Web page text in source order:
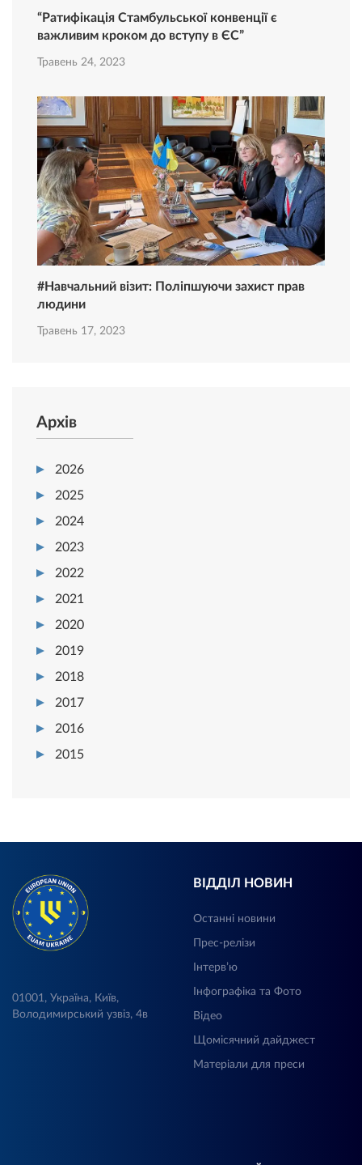
“Ратифікація Стамбульської конвенції є
важливим кроком до вступу в ЄС”
Травень 24, 2023
#Навчальний візит: Поліпшуючи захист прав
людини
Травень 17, 2023
Архів
2026
2025
2024
2023
2022
2021
2020
2019
2018
2017
2016
2015
01001, Україна, Київ,
Володимирський узвіз, 4в
ВІДДІЛ НОВИН
Останні новини
Прес-релізи
Інтерв’ю
Інфографіка та Фото
Відео
Щомісячний дайджест
Матеріали для преси